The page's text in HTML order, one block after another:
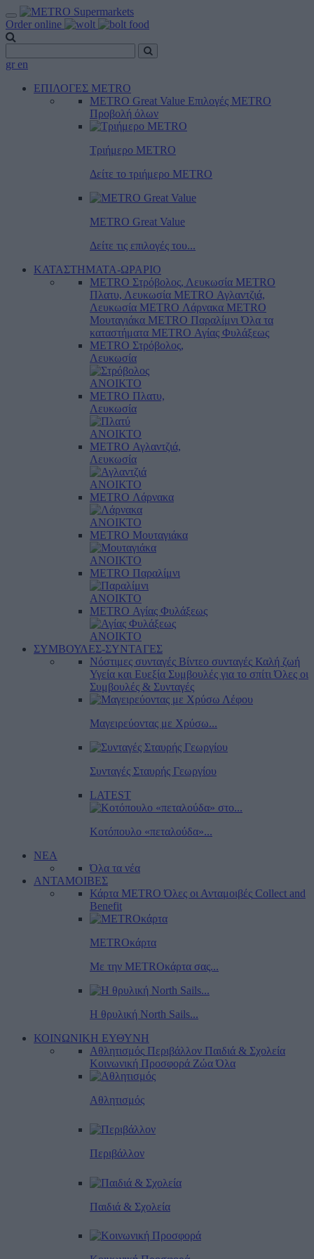
Order online
gr en
ΕΠΙΛΟΓΕΣ METRO
METRO Great Value Επιλογές METRO
Προβολή όλων
Τριήμερο METRO
Δείτε το τριήμερο ΜΕTRO
METRO Great Value
Δείτε τις επιλογές του...
ΚΑΤΑΣΤΗΜΑΤΑ-ΩΡΑΡΙΟ
METRO Στρόβολος, Λευκωσία METRO
Πλατυ, Λευκωσία METRO Αγλαντζιά,
Λευκωσία METRO Λάρνακα METRO
Μουταγιάκα METRO Παραλίμνι Όλα τα
καταστήματα METRO Αγίας Φυλάξεως
METRO Στρόβολος,
Λευκωσία
ΑΝΟΙΚΤΟ
METRO Πλατυ,
Λευκωσία
ΑΝΟΙΚΤΟ
METRO Αγλαντζιά,
Λευκωσία
ΑΝΟΙΚΤΟ
METRO Λάρνακα
ΑΝΟΙΚΤΟ
METRO Μουταγιάκα
ΑΝΟΙΚΤΟ
METRO Παραλίμνι
ΑΝΟΙΚΤΟ
METRO Αγίας Φυλάξεως
ΑΝΟΙΚΤΟ
ΣΥΜΒΟΥΛΕΣ-ΣΥΝΤΑΓΕΣ
Νόστιμες συνταγές Βίντεο συνταγές Καλή ζωή
Υγεία και Ευεξία Συμβουλές για το σπίτι Όλες οι
Συμβουλές & Συνταγές
Μαγειρεύοντας με Χρύσω...
Συνταγές Σταυρής Γεωργίου
LATEST
Κοτόπουλο «πεταλούδα»...
ΝΕΑ
Όλα τα νέα
ΑΝΤΑΜΟΙΒΕΣ
Κάρτα METRO Όλες οι Ανταμοιβές Collect and
Benefit
METROκάρτα
Με την METROκάρτα σας...
Η θρυλική North Sails...
ΚΟΙΝΩΝΙΚΗ ΕΥΘΥΝΗ
Αθλητισμός Περιβάλλον Παιδιά & Σχολεία
Κοινωνική Προσφορά Ζώα Όλα
Αθλητισμός
Περιβάλλον
Παιδιά & Σχολεία